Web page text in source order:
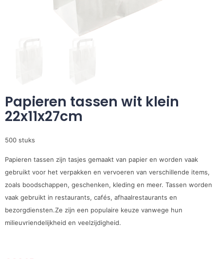
Papieren tassen wit klein
22x11x27cm
500 stuks
Papieren tassen zijn tasjes gemaakt van papier en worden vaak
gebruikt voor het verpakken en vervoeren van verschillende items,
zoals boodschappen, geschenken, kleding en meer. Tassen worden
vaak gebruikt in restaurants, cafés, afhaalrestaurants en
bezorgdiensten.Ze zijn een populaire keuze vanwege hun
milieuvriendelijkheid en veelzijdigheid.